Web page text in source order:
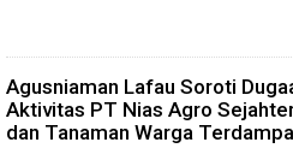
Agusniaman Lafau Soroti
Aktivitas PT Nias Agro
dan Tanaman Warga